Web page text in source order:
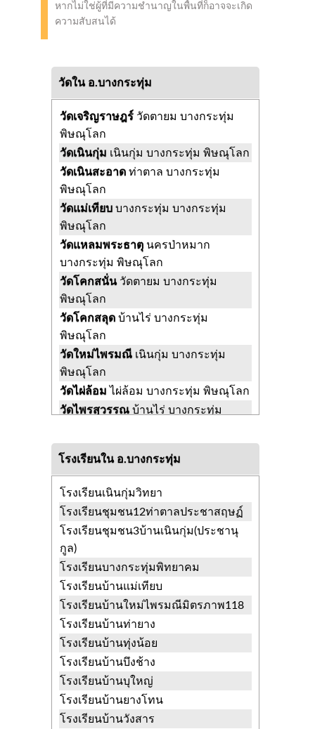
หากไม่ใช่ผู้ที่มีความชำนาญในพื้นที่ก็อาจจะเกิด
ความสับสนได้
วัดใน อ.บางกระทุ่ม
วัดเจริญราษฎร์ วัดตายม บางกระทุ่ม
พิษณุโลก
วัดเนินกุ่ม เนินกุ่ม บางกระทุ่ม พิษณุโลก
วัดเนินสะอาดท่าตาล บางกระทุ่ม
พิษณุโลก
วัดแม่เทียบบางกระทุ่ม บางกระทุ่ม
พิษณุโลก
วัดแหลมพระธาตุ นครป่าหมาก
บางกระทุ่ม พิษณุโลก
วัดโคกสนั่น วัดตายม บางกระทุ่ม
พิษณุโลก
วัดโคกสลุดบ้านไร่ บางกระทุ่ม
พิษณุโลก
วัดใหม่ไพรมณี เนินกุ่ม บางกระทุ่ม
พิษณุโลก
วัดไผ่ล้อมไผ่ล้อม บางกระทุ่ม พิษณุโลก
วัดไพรสุวรรณบ้านไร่ บางกระทุ่ม
วัดกรุงศรีเจริญนครป่าหมาก
บางกระทุ่ม พิษณุโลก
พิษณุโลก
วัดดงพยอม นครป่าหมาก บางกระทุ่ม
พิษณุโลก
วัดดงหมี
วัดตายมวัดตายม บางกระทุ่ม พิษณุโลก
วัดตาลโพลงท่าตาล บางกระทุ่ม
พิษณุโลก
วัดท่าตาล ท่าตาล บางกระทุ่ม พิษณุโลก
วัดท่านาไผ่ล้อม บางกระทุ่ม พิษณุโลก
วัดท่ามะขามไผ่ล้อม บางกระทุ่ม
พิษณุโลก
วัดทุ่งน้อย ท่าตาล บางกระทุ่ม พิษณุโลก
วัดบางกระทุ่มบางกระทุ่ม บางกระทุ่ม
โรงเรียนใน อ.บางกระทุ่ม
โรงเรียนเนินกุ่มวิทยา
โรงเรียนชุมชน12ท่าตาลประชาสฤษฏ์
โรงเรียนชุมชน3บ้านเนินกุ่ม(ประชานุ
กูล)
โรงเรียนบางกระทุ่มพิทยาคม
โรงเรียนบ้านแม่เทียบ
โรงเรียนบ้านใหม่ไพรมณีมิตรภาพ118
โรงเรียนบ้านท่ายาง
โรงเรียนบ้านทุ่งน้อย
โรงเรียนบ้านบึงช้าง
โรงเรียนบ้านบุใหญ่
โรงเรียนบ้านยางโทน
โรงเรียนบ้านวังสาร